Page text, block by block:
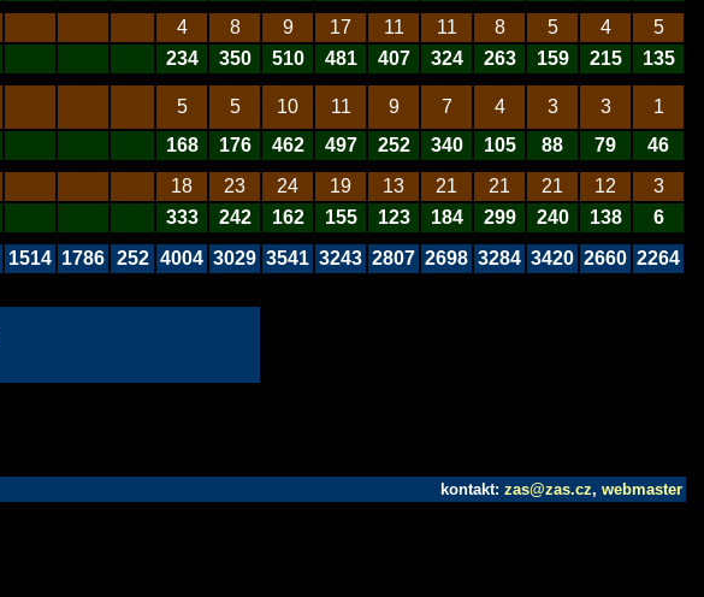
4 8 9 17 11 11 8 5 4 5
234 350 510 481 407 324 263 159 215 135
5 5 10 11 9 7 4 3 3 1
168 176 462 497 252 340 105 88 79 46
18 23 24 19 13 21 21 21 12 3
333 242 162 155 123 184 299 240 138 6
1514 1786 252 4004 3029 3541 3243 2807 2698 3284 3420 2660 2264
kontakt: zas@zas.cz, webmaster